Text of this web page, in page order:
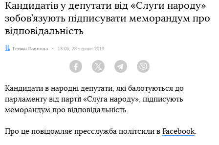
Кандидатів у депутати від «Слуги народу»
зобов’язують підписувати меморандум про
відповідальність
Автор:
Тетяна Павлова Дата:
13:05, 28 червня 2019
Facebook Twitter Telegram
Кандидати в народні депутати, які балотуються до
парламенту від партії «Слуга народу», підписують
меморандум про відповідальність.
Про це повідомляє пресслужба політсили в Facebook